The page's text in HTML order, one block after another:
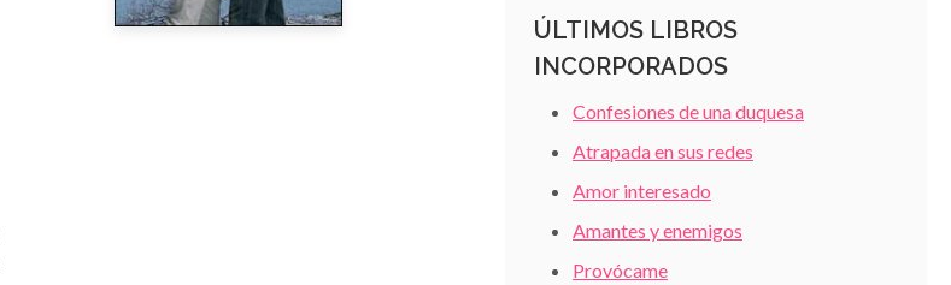
ÚLTIMOS LIBROS
INCORPORADOS
Confesiones de una duquesa
Atrapada en sus redes
Amor interesado
Amantes y enemigos
Provócame